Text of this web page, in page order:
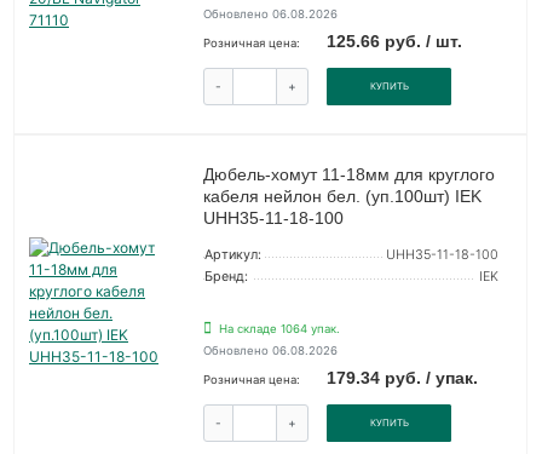
Обновлено 06.08.2026
Розничная цена: 125.66 руб. / шт.
- + КУПИТЬ
Дюбель-хомут 11-18мм для круглого
кабеля нейлон бел. (уп.100шт) IEK
UHH35-11-18-100
Артикул:
UHH35-11-18-100
Бренд:
IEK
На складе 1064 упак.
Обновлено 06.08.2026
Розничная цена: 179.34 руб. / упак.
- + КУПИТЬ